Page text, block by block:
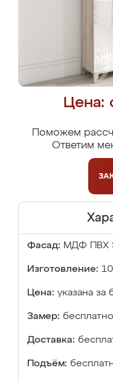
Цена:
Поможем
Ответим
Фасад: МДФ ПВХ
Изготовление:
Цена: указана за
Замер: бесплатно
Доставка:
Подъём: